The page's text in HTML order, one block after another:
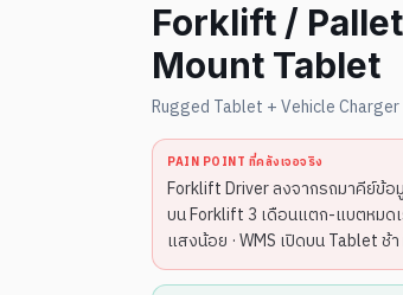
Forklift /
Mount Tablet
Rugged Tablet + Vehicle
PAIN POINT ที่คลังเจอจริง
Forklift Driver ลงจากรถมาคีย์ข้อ
บน Forklift 3 เดือนแตก-แบตหมดเ
แสงน้อย · WMS เปิดบน Tablet ช้